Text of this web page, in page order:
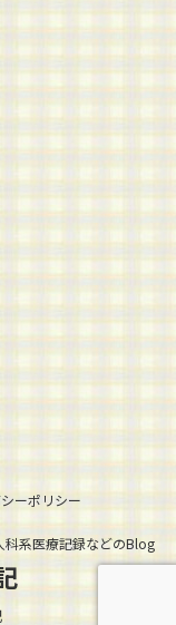
ーポリシー
科系医療記録などのBlog